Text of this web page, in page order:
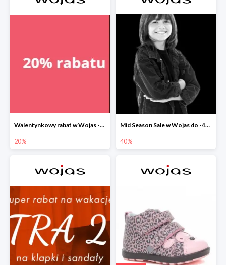
Walentynkowy rabat w Wojas -20%
20%
Mid Season Sale w Wojas do -40%
40%